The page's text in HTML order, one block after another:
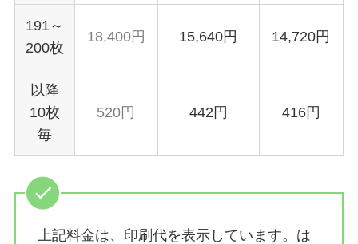
191～
200枚
18,400円 15,640円 14,720円
以降
10枚
毎
520円 442円 416円
上記料金は、印刷代を表示しています。は